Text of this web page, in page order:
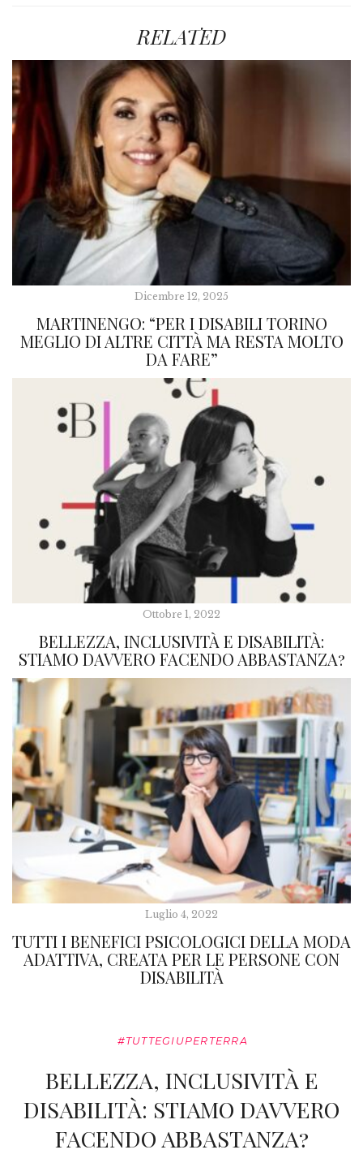
RELATED
Dicembre 12, 2025
MARTINENGO: “PER I DISABILI TORINO
MEGLIO DI ALTRE CITTÀ MA RESTA MOLTO
DA FARE”
Ottobre 1, 2022
BELLEZZA, INCLUSIVITÀ E DISABILITÀ:
STIAMO DAVVERO FACENDO ABBASTANZA?
Luglio 4, 2022
TUTTI I BENEFICI PSICOLOGICI DELLA MODA
ADATTIVA, CREATA PER LE PERSONE CON
DISABILITÀ
#TUTTEGIUPERTERRA
BELLEZZA, INCLUSIVITÀ E
DISABILITÀ: STIAMO DAVVERO
FACENDO ABBASTANZA?